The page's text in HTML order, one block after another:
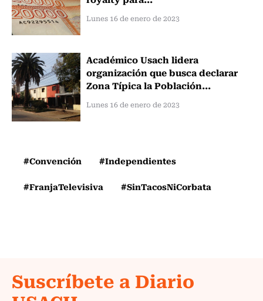
Lunes 16 de enero de 2023
Académico Usach lidera
organización que busca declarar
Zona Típica la Población...
Lunes 16 de enero de 2023
#Convención
#Independientes
#FranjaTelevisiva
#SinTacosNiCorbata